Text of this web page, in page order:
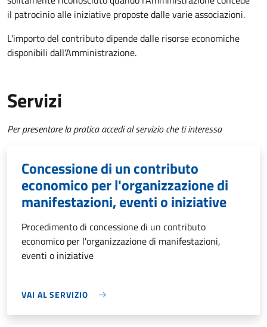
il patrocinio alle iniziative proposte dalle varie associazioni.
L'importo del contributo dipende dalle risorse economiche
disponibili dall'Amministrazione.
Servizi
Per presentare la pratica accedi al servizio che ti interessa
Concessione di un contributo
economico per l'organizzazione di
manifestazioni, eventi o iniziative
Procedimento di concessione di un contributo
economico per l'organizzazione di manifestazioni,
eventi o iniziative
VAI AL SERVIZIO